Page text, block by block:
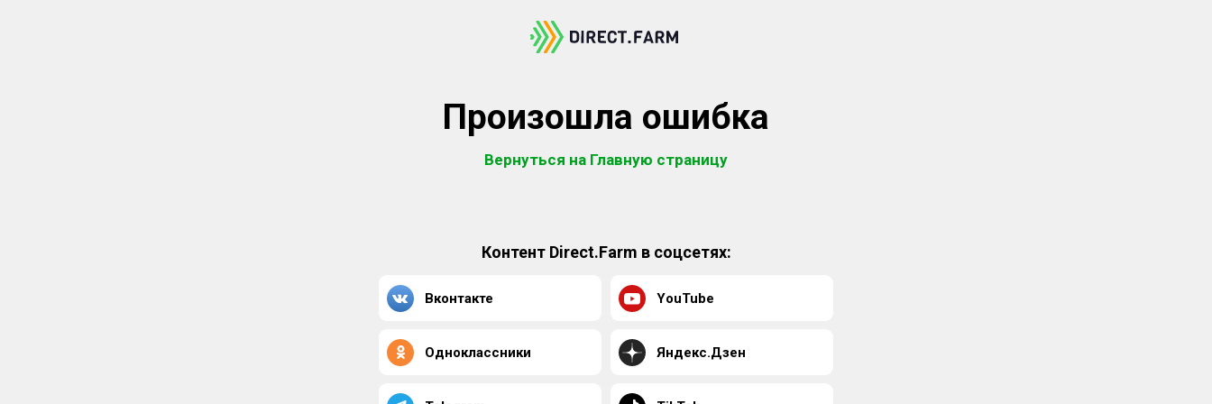
Произошла ошибка
Вернуться на Главную страницу
Контент Direct.Farm в соцсетях:
Вконтакте YouTube
Одноклассники Яндекс.Дзен